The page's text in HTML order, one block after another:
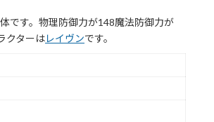
です。物理防御力が148魔法防御力が
クターはレイヴンです。